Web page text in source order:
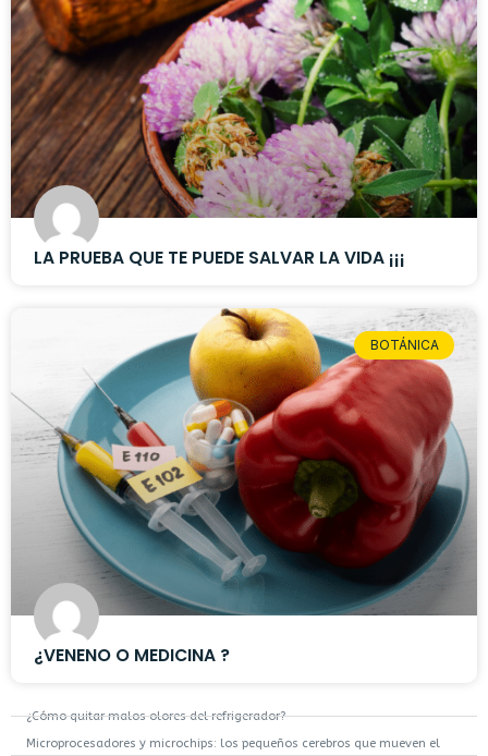
LA PRUEBA QUE TE PUEDE SALVAR LA VIDA ¡¡¡
BOTÁNICA
¿VENENO O MEDICINA ?
¿Cómo quitar malos olores del refrigerador?
Microprocesadores y microchips: los pequeños cerebros que mueven el